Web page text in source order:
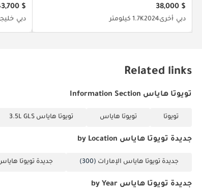
$ 38,000
دبي أخرى20241.7K كيلومتر
$ 43,700
دبي
Related links
تويوتا هاياس Information Section
تويوتا تويوتا هاياس تويوتا هاياس 3.5L GLS
جديدة تويوتا هاياس by Location
جديدة تويوتا هاياس الإمارات (300) جديدة تويوتا
جديدة تويوتا هاياس by Year